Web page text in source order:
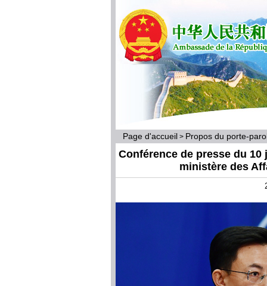
Page d'accueil > Propos du porte-
Conférence de presse du
ministère des